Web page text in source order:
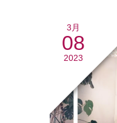
3月
08
2023